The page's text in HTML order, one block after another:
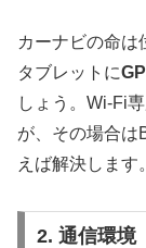
カーナビの命は
タブレットに
しょう。Wi-Fi
が、その場合は
えば解決します。
2. 通信環境